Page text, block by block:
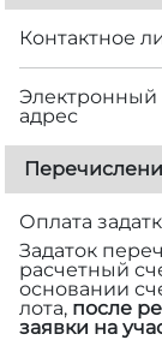
Контактное
Электронный
адрес
Оплата
Задаток
расчетный
основании
лота, после
заявки на